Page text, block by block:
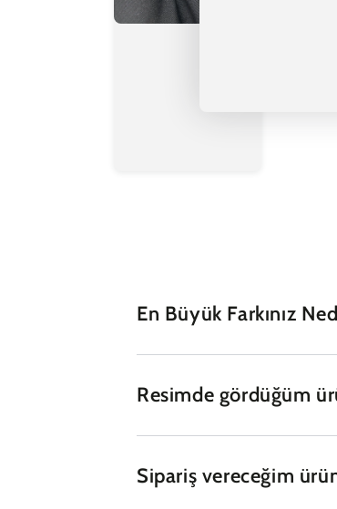
En Büyük Farkınız
Resimde gördüğüm
Sipariş vereceğim